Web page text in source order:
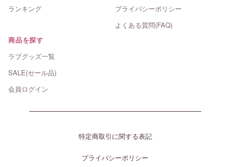
ランキング
プライバシーポリシー
よくある質問(FAQ)
商品を探す
ラブグッズ一覧
SALE(セール品)
会員ログイン
特定商取引に関する表記
プライバシーポリシー